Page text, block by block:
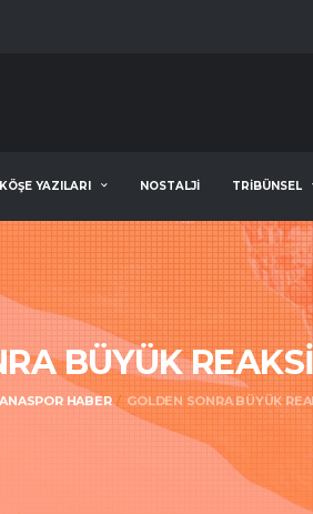
KÖŞE YAZILARI NOSTALJİ TRİBÜNSEL
BÜYÜK
HABER GOLDEN SONRA BÜYÜK